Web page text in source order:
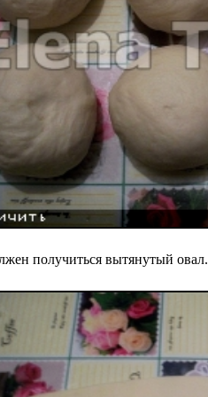
получиться вытянутый овал.